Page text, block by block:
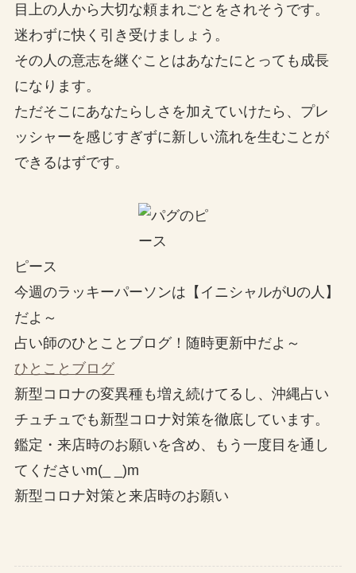
目上の人から大切な頼まれごとをされそうです。
迷わずに快く引き受けましょう。
その人の意志を継ぐことはあなたにとっても成長
になります。
ただそこにあなたらしさを加えていけたら、プレ
ッシャーを感じすぎずに新しい流れを生むことが
できるはずです。
ピース
今週のラッキーパーソンは【イニシャルがUの人】
だよ～
占い師のひとことブログ！随時更新中だよ～
ひとことブログ
新型コロナの変異種も増え続けてるし、沖縄占い
チュチュでも新型コロナ対策を徹底しています。
鑑定・来店時のお願いを含め、もう一度目を通し
てくださいm(_ _)m
新型コロナ対策と来店時のお願い